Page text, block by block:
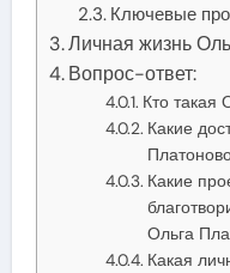
Ключевые
Личная жизнь
Вопрос-ответ:
Кто такая
Какие
Какие
Ольга
Какая